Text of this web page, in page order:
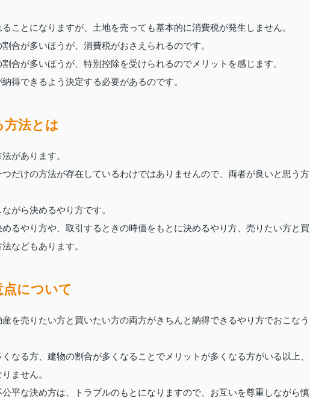
ことになりますが、土地を売っても基本的に消費税が発生しません。
合が多いほうが、消費税がおさえられるのです。
合が多いほうが、特別控除を受けられるのでメリットを感じます。
得できるよう決定する必要があるのです。
方法とは
があります。
だけの方法が存在しているわけではありませんので、両者が良いと思う方
がら決めるやり方です。
るやり方や、取引するときの時価をもとに決めるやり方、売りたい方と買
などもあります。
について
を売りたい方と買いたい方の両方がきちんと納得できるやり方でおこなう
なる方、建物の割合が多くなることでメリットが多くなる方がいる以上、
ません。
平な決め方は、トラブルのもとになりますので、お互いを尊重しながら慎